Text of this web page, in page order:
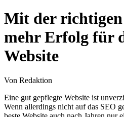
Mit der richtigen
mehr Erfolg für
Website
Von Redaktion
Eine gut gepflegte Website ist
Wenn allerdings nicht auf das SEO